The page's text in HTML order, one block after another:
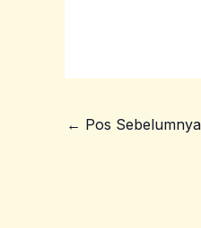
← Pos Sebelumnya